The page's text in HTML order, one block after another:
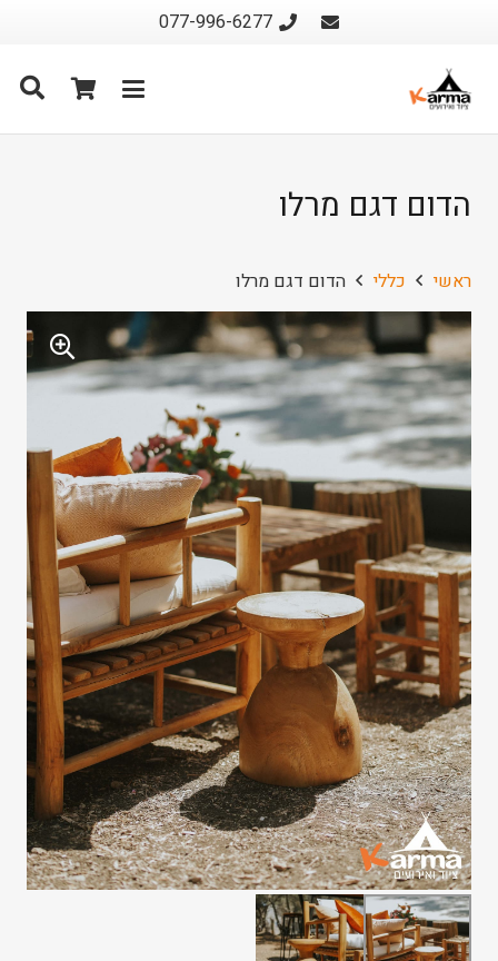
077-996-6277
הדום דגם מרלו
ראשי כללי הדום דגם מרלו